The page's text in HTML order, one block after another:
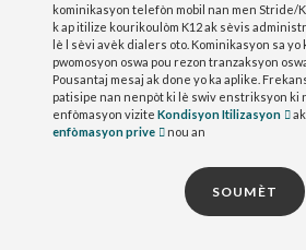
kominikasyon telefòn mobil nan men Stride/
k ap itilize kourikoulòm K12 ak sèvis
lè l sèvi avèk dialers oto. Kominikasyon sa yo
pwomosyon oswa pou rezon tranzaksyon
Pousantaj mesaj ak done yo ka aplike.
patisipe nan nenpòt ki lè swiv enstriksyon ki
enfòmasyon vizite Kondisyon Itilizasyon ak
enfòmasyon prive
nou an
SOUMÈT